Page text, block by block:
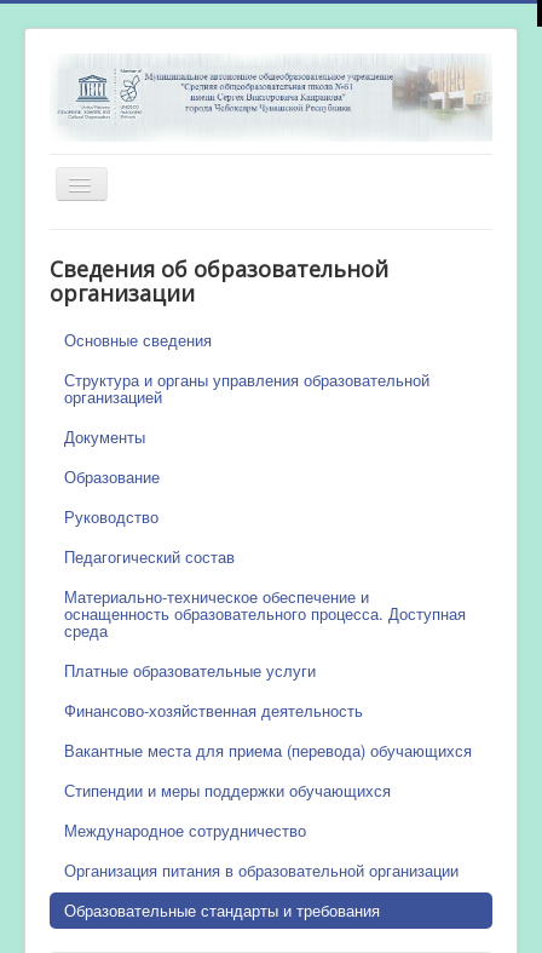
Включить/
выключить
Новости
Сведения об образовательной
организации
Основные сведения
Структура и органы управления образовательной
организацией
Документы
Образование
Руководство
Педагогический состав
Материально-техническое обеспечение и
оснащенность образовательного процесса. Доступная
среда
Платные образовательные услуги
Финансово-хозяйственная деятельность
Вакантные места для приема (перевода) обучающихся
Стипендии и меры поддержки обучающихся
Международное сотрудничество
Организация питания в образовательной организации
Образовательные стандарты и требования